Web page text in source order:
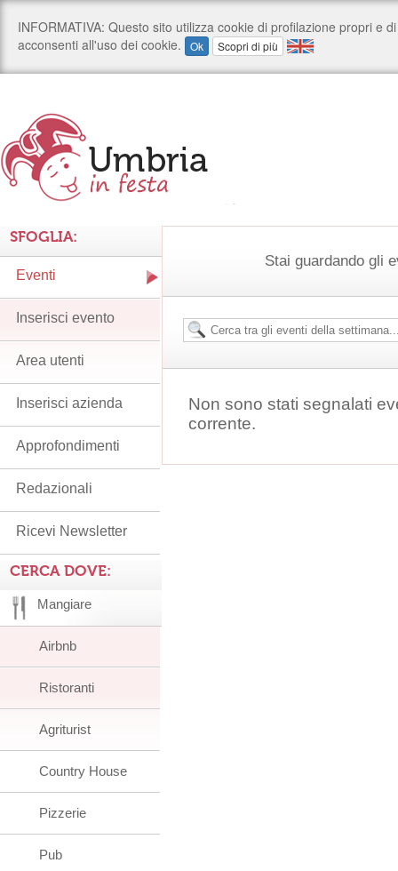
Stai guardando gli
Non sono stati segnalati
corrente.
SFOGLIA:
Eventi
Inserisci evento
Area utenti
Inserisci azienda
Approfondimenti
Redazionali
Ricevi Newsletter
CERCA DOVE:
Mangiare
Airbnb
Ristoranti
Agriturist
Country House
Pizzerie
Pub